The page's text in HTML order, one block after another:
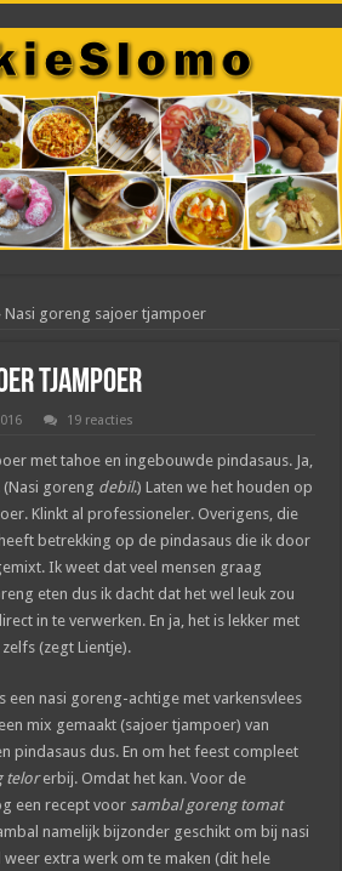
Nasi goreng sajoer tjampoer
tjampoer
19 reacties
met tahoe en ingebouwde pindasaus. Ja,
(Nasi goreng debil.) Laten we het houden op
Klinkt al professioneler. Overigens, die
betrekking op de pindasaus die ik door
Ik weet dat veel mensen graag
eten dus ik dacht dat het wel leuk zou
in te verwerken. En ja, het is lekker met
(zegt Lientje).
een nasi goreng-achtige met varkensvlees
mix gemaakt (sajoer tjampoer) van
pindasaus dus. En om het feest compleet
telorerbij. Omdat het kan. Voor de
een recept voor sambal goreng tomat
namelijk bijzonder geschikt om bij nasi
weer extra werk om te maken (dit hele